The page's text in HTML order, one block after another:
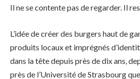
Il ne se contente pas de regarder. Il
L’idée de créer des burgers haut de
produits locaux et imprégnés
dans la tête depuis près de dix ans,
près de l’Université de Strasbourg